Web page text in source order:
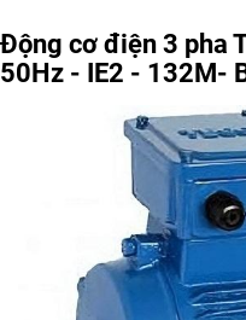
Động cơ điện 3 pha
50Hz - IE2 - 132M-